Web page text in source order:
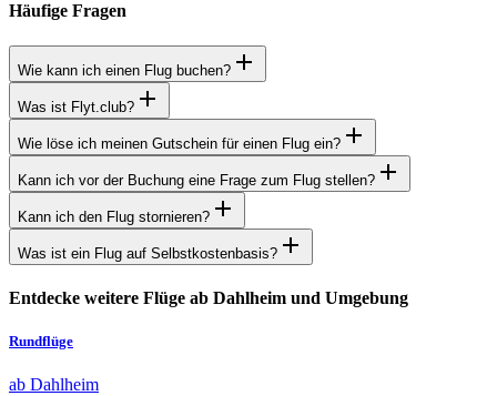
Häufige Fragen
Wie kann ich einen Flug buchen?
Was ist Flyt.club?
Wie löse ich meinen Gutschein für einen Flug ein?
Kann ich vor der Buchung eine Frage zum Flug stellen?
Kann ich den Flug stornieren?
Was ist ein Flug auf Selbstkostenbasis?
Entdecke weitere Flüge ab Dahlheim und Umgebung
Rundflüge
ab Dahlheim